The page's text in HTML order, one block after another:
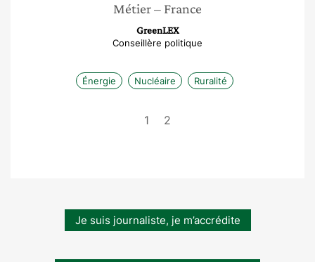
Métier– France
GreenLEX
Conseillère politique
Énergie Nucléaire Ruralité
1 2
Je suis journaliste, je m’accrédite